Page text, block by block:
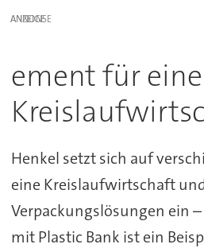
ANZEIGE
ement für eine
Henkel setzt sich auf
eine Kreislaufwirtschaft
Verpackungslösungen ein
mit Plastic Bank ist ein